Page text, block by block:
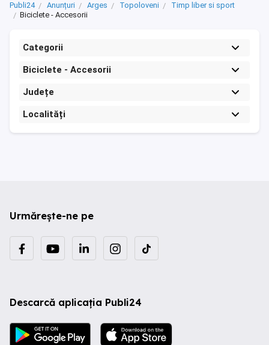
Publi24 Anunțuri Arges Topoloveni
Timp liber si sport
Biciclete - Accesorii
Categorii
Biciclete - Accesorii
Județe
Localități
Urmărește-ne pe
Descarcă aplicația Publi24